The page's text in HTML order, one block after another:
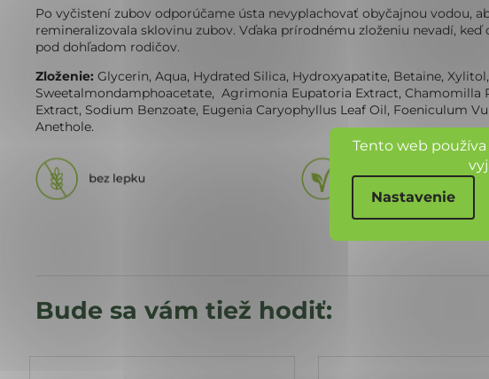
Tento web
Nastavenie
Po vyčistení zubov odporúčame ústa nevyplachovať obyčajnou vodou,
remineralizovala sklovinu zubov. Vďaka prírodnému zloženiu nevadí,
pod dohľadom rodičov.
Zloženie: Glycerin, Aqua, Hydrated Silica, Hydroxyapatite, Betaine,
Sweetalmondamphoacetate,  Agrimonia Eupatoria Extract,
Extract, Sodium Benzoate, Eugenia Caryophyllus Leaf Oil, Foeniculum
Anethole.